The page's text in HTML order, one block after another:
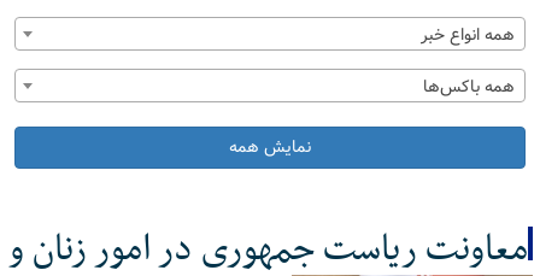
همه انواع خبر
همه باکس‌ها
نمایش همه
معاونت ریاست جمهوری در امور زنان و